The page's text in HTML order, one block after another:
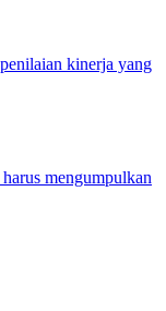
kinerja yang
mengumpulkan